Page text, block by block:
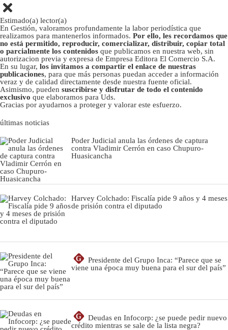
Estimado(a) lector(a)
En Gestión, valoramos profundamente la labor periodística que
realizamos para mantenerlos informados. Por ello, les recordamos que
no está permitido, reproducir, comercializar, distribuir, copiar total
o parcialmente los contenidos que publicamos en nuestra web, sin
autorizacion previa y expresa de Empresa Editora El Comercio S.A.
En su lugar, los invitamos a compartir el enlace de nuestras
publicaciones, para que más personas puedan acceder a información
veraz y de calidad directamente desde nuestra fuente oficial.
Asimismo, pueden suscribirse y disfrutar de todo el contenido
exclusivo que elaboramos para Uds.
Gracias por ayudarnos a proteger y valorar este esfuerzo.
últimas noticias
Poder Judicial anula las órdenes de captura
contra Vladimir Cerrón en caso Chupuro-
Huasicancha
Harvey Colchado: Fiscalía pide 9 años y 4 meses
de prisión contra el diputado
G
Presidente del Grupo Inca: “Parece que se
viene una época muy buena para el sur del país”
G
Deudas en Infocorp: ¿se puede pedir nuevo
crédito mientras se sale de la lista negra?